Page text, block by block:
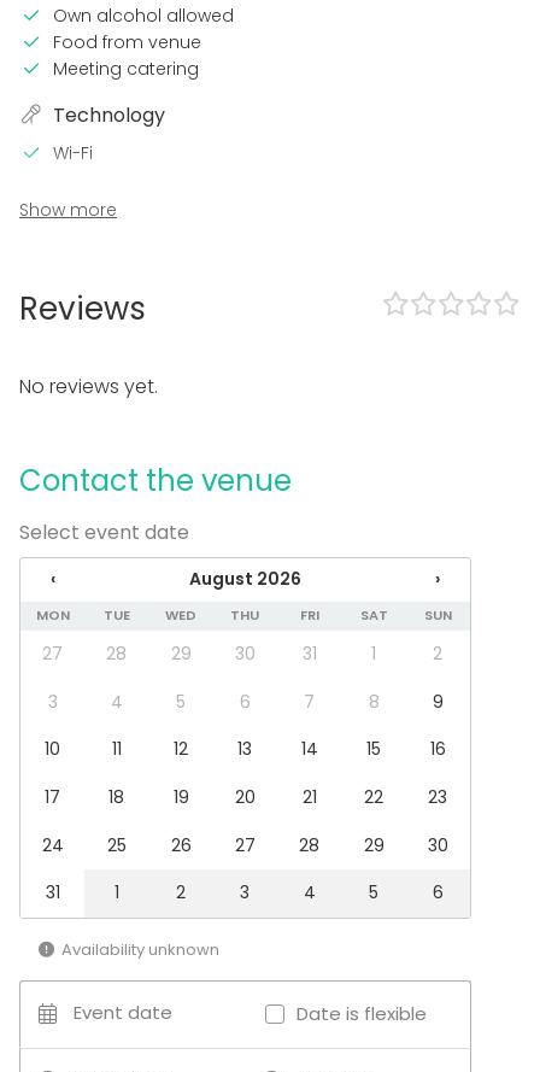
Own alcohol allowed
Food from venue
Meeting catering
Technology
Wi-Fi
In the venue
Wheelchair accessible
Accommodation
Hot tub / Jacuzzi
Event types
Wedding
Spa / Wellness / Sauna
Meeting
Conference / Seminar
Performance / Show
Cabin trip / Retreat
Christmas Party
Venue type
Sauna
Private dining room
Cabin / Cottage
Activities
Paintball / Laser tag
Outdoor activities
Show more
Reviews
No reviews yet.
Contact the venue
Select event date
‹ August 2026 ›
MON TUE WED THU FRI SAT SUN
27 28 29 30 31 1
2
3
4 5 6 7 8
9
10
11 12 13 14 15
16
17
18 19 20 21 22
23
24
25 26 27 28 29
30
31
1 2 3 4 5 6
Availability unknown
Event date Date is flexible